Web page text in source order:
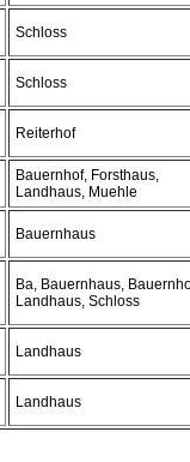
Schloss
Schloss
Reiterhof
Bauernhof, Forsthaus,
Landhaus, Muehle
Bauernhaus
Ba, Bauernhaus,
Landhaus, Schloss
Landhaus
Landhaus